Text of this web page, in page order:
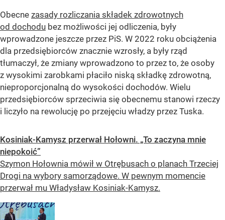
Obecne zasady rozliczania składek zdrowotnych
od dochodu bez możliwości jej odliczenia, były
wprowadzone jeszcze przez PiS. W 2022 roku obciążenia
dla przedsiębiorców znacznie wzrosły, a były rząd
tłumaczył, że zmiany wprowadzono to przez to, że osoby
z wysokimi zarobkami płaciło niską składkę zdrowotną,
nieproporcjonalną do wysokości dochodów. Wielu
przedsiębiorców sprzeciwia się obecnemu stanowi rzeczy
i liczyło na rewolucję po przejęciu władzy przez Tuska.
Kosiniak-Kamysz przerwał Hołowni. „To zaczyna mnie
niepokoić”
Szymon Hołownia mówił w Otrębusach o planach Trzeciej
Drogi na wybory samorządowe. W pewnym momencie
przerwał mu Władysław Kosiniak-Kamysz.